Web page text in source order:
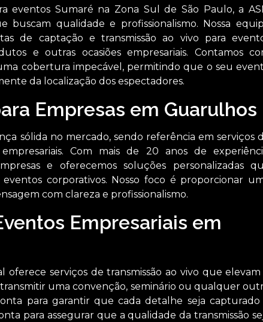
eventos Sumaré na Zona Sul de São Paulo, a
buscam qualidade e profissionalismo. Nossa
de captação e transmissão ao vivo para
e outras ocasiões empresariais. Contamos
cobertura impecável, permitindo que o seu
da localização dos espectadores.
Empresas em Guarulhos
sólida no mercado, sendo referência em serviços
Com mais de 20 anos de
e oferecemos soluções personalizadas
corporativos. Nosso foco é proporcionar
com clareza e profissionalismo.
Empresariais em
oferece serviços de transmissão ao vivo que elevam
uma convenção, seminário ou qualquer
para garantir que cada detalhe seja capturado
para assegurar que a qualidade da transmissão